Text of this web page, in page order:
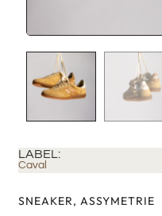
LABEL:
Caval
SNEAKER, ASSYMETRIE